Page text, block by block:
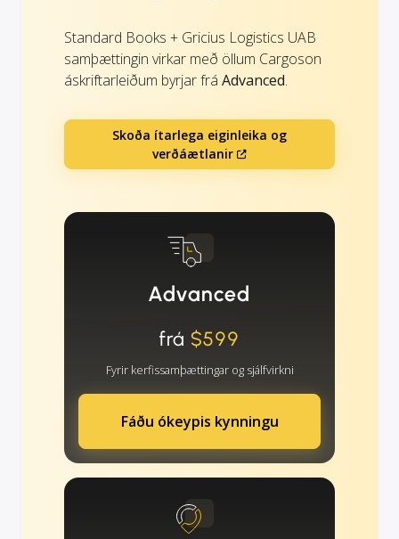
Standard Books + Gricius Logistics UAB
samþættingin virkar með öllum Cargoson
áskriftarleiðum byrjar frá Advanced.
Skoða ítarlega eiginleika og
verðáætlanir
Advanced
frá $599
Fyrir kerfissamþættingar og sjálfvirkni
Fáðu ókeypis kynningu